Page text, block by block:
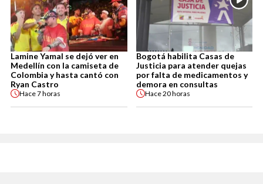
Lamine Yamal se dejó ver en
Medellín con la camiseta de
Colombia y hasta cantó con
Ryan Castro
Hace7 horas
Bogotá habilita Casas de
Justicia para atender quejas
por falta de medicamentos y
demora en consultas
Hace20 horas